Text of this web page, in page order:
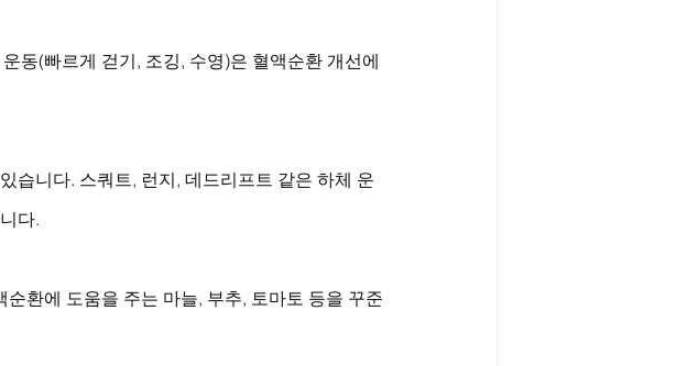
동(빠르게 걷기, 조깅, 수영)은 혈액순환 개선에
습니다. 스쿼트, 런지, 데드리프트 같은 하체 운
다.
환에 도움을 주는 마늘, 부추, 토마토 등을 꾸준